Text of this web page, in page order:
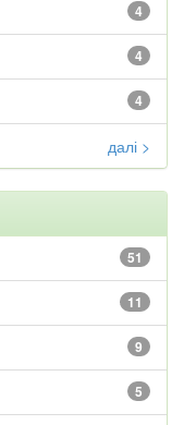
4
4
4
далі >
51
11
9
5